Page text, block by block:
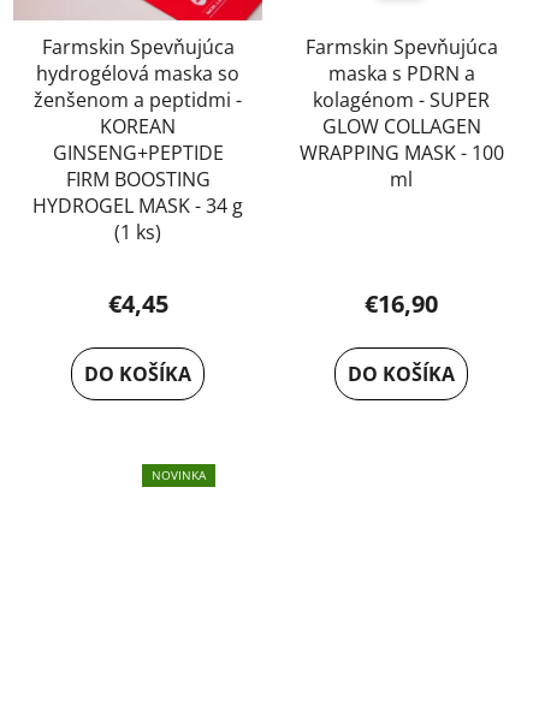
Farmskin Spevňujúca
hydrogélová maska so
ženšenom a peptidmi -
KOREAN
GINSENG+PEPTIDE
FIRM BOOSTING
HYDROGEL MASK - 34 g
(1 ks)
€4,45
DO KOŠÍKA
Farmskin Spevňujúca
maska s PDRN a
kolagénom - SUPER
GLOW COLLAGEN
WRAPPING MASK - 100
ml
€16,90
DO KOŠÍKA
NOVINKA